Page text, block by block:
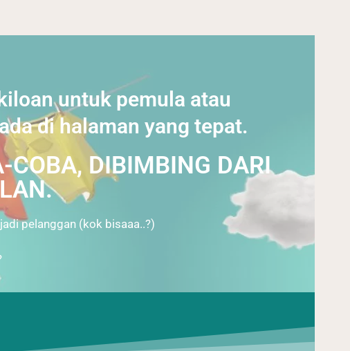
untuk pemula atau
di halaman yang tepat.
COBA, DIBIMBING DARI
pelanggan (kok bisaaa..?)